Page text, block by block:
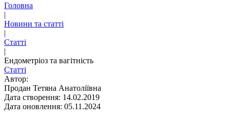
Головна
|
Новини та статті
|
Статті
|
Ендометріоз та вагітність
Статті
Автор:
Продан Тетяна Анатоліївна
Дата створення: 14.02.2019
Дата оновлення: 05.11.2024